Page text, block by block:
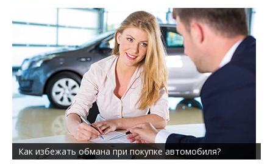
Как избежать обмана при покупке автомобиля?